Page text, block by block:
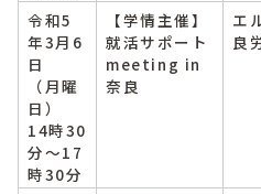
令和5
年3月6
日
（月曜
日）
14時30
分～17
時30分
【学情主催】
就活サポート
meeting in
奈良
エ
良